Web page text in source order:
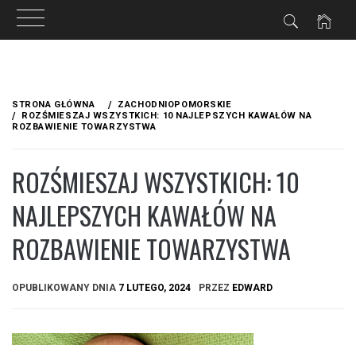
treści
STRONA GŁÓWNA
ZACHODNIOPOMORSKIE
ROZŚMIESZAJ WSZYSTKICH: 10 NAJLEPSZYCH KAWAŁÓW NA
ROZBAWIENIE TOWARZYSTWA
ROZŚMIESZAJ WSZYSTKICH: 10
NAJLEPSZYCH KAWAŁÓW NA
ROZBAWIENIE TOWARZYSTWA
OPUBLIKOWANY DNIA 7 LUTEGO, 2024 PRZEZ EDWARD